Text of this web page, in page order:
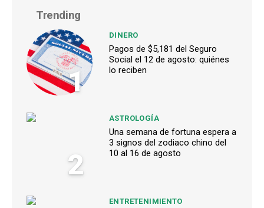
Trending
1
DINERO
Pagos de $5,181 del Seguro
Social el 12 de agosto: quiénes
lo reciben
2
ASTROLOGÍA
Una semana de fortuna espera a
3 signos del zodiaco chino del
10 al 16 de agosto
ENTRETENIMIENTO